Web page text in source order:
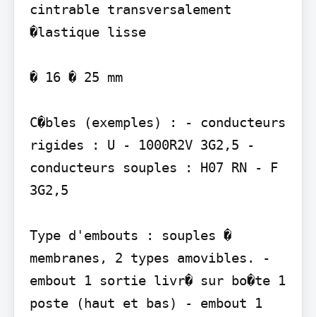
cintrable transversalement
�lastique lisse
� 16 � 25 mm
C�bles (exemples) : - conducteurs
rigides : U - 1000R2V 3G2,5 -
conducteurs souples : H07 RN - F
3G2,5
Type d'embouts : souples �
membranes, 2 types amovibles. -
embout 1 sortie livr� sur bo�te 1
poste (haut et bas) - embout 1